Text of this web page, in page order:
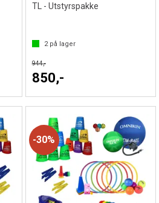
TL - Utstyrspakke
2på lager
944,-
850,-
30%